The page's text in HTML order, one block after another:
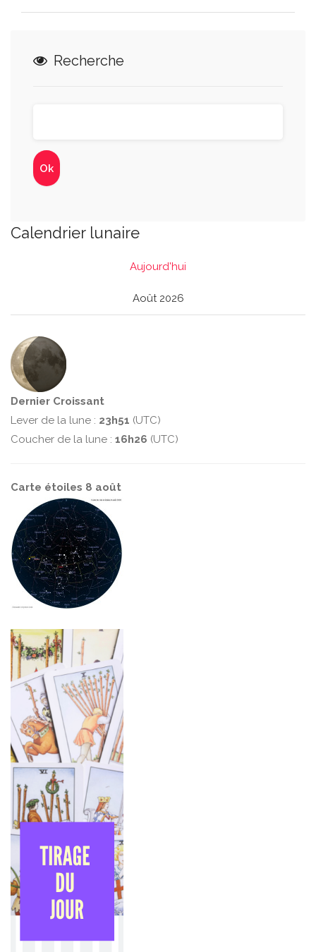
Recherche
Calendrier lunaire
Aujourd'hui
Août 2026
Dernier Croissant
Lever de la lune : 23h51 (UTC)
Coucher de la lune : 16h26 (UTC)
Carte étoiles 8 août